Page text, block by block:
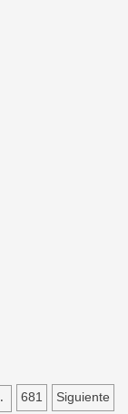
681 Siguiente